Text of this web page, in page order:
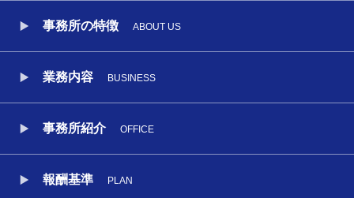
事務所の特徴 ABOUT US
業務内容 BUSINESS
事務所紹介 OFFICE
報酬基準 PLAN